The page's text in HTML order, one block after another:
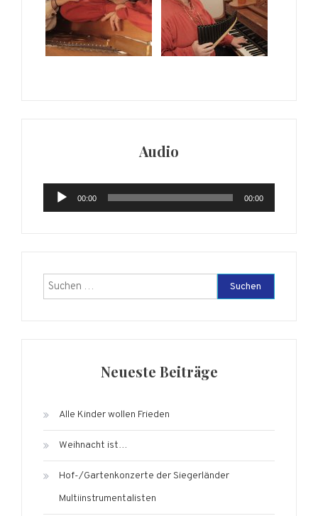
Audio
Audio-
Player
00:00 00:00
Suchen
nach:
Neueste Beiträge
Alle Kinder wollen Frieden
Weihnacht ist…
Hof-/Gartenkonzerte der Siegerländer
Multiinstrumentalisten